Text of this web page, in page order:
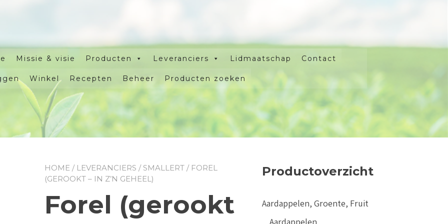
Missie & visie Producten Leveranciers Lidmaatschap Contact
Winkel Recepten Beheer Producten zoeken
HOME / LEVERANCIERS / SMALLERT / FOREL
(GEROOKT – IN Z’N GEHEEL)
Forel (gerookt
Productoverzicht
Aardappelen, Groente, Fruit